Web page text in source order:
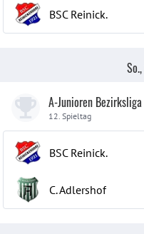
BSC Reinick.
A-Junioren
12. Spieltag
BSC Reinick.
C. Adlershof